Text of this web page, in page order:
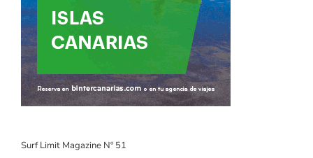
Surf Limit Magazine Nº 51